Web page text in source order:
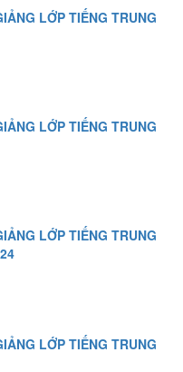
LỚP TIẾNG TRUNG
LỚP TIẾNG TRUNG
LỚP TIẾNG TRUNG
LỚP TIẾNG TRUNG